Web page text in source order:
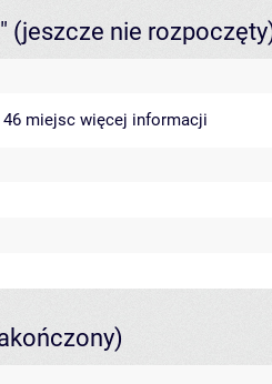
(jeszcze nie
46 miejsc więcej informacji